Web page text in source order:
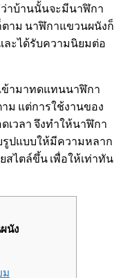
าบ้านนั้นจะมีนาฬิกา
าม นาฬิกาแขวนผนังก็
ละได้รับความนิยมต่อ
ข้ามาทดแทนนาฬิกา
ม แต่การใช้งานของ
เวลา จึงทำให้นาฬิกา
ปแบบให้มีความหลาก
ไตล์ขึ้น เพื่อให้เท่าทัน
นัง
ม